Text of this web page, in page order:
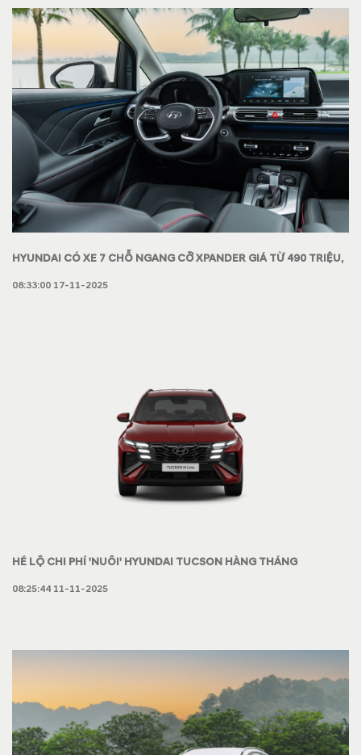
thời gian qua.
HYUNDAI CÓ XE 7 CHỖ NGANG CỠ XPANDER GIÁ TỪ 490 TRIỆU,
NAY GIẢM GẦN 100 TRIỆU, BẢO HÀNH 120.000 KM
08:33:00 17-11-2025
HÉ LỘ CHI PHÍ 'NUÔI' HYUNDAI TUCSON HÀNG THÁNG
08:25:44 11-11-2025